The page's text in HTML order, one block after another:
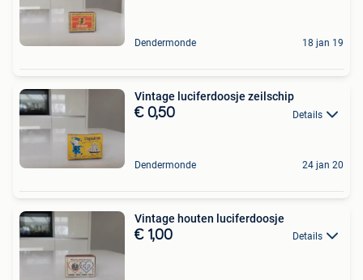
Dendermonde 18 jan 19
Vintage luciferdoosje zeilschip
€ 0,50 Details
Dendermonde 24 jan 20
Vintage houten luciferdoosje
€ 1,00 Details